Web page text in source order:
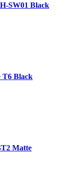
SW01 Black
T6 Black
Matte